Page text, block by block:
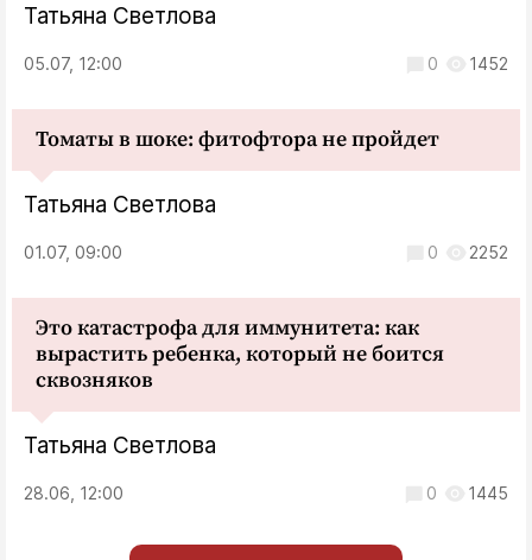
Татьяна Светлова
05.07, 12:00 0 1452
Томаты в шоке: фитофтора не пройдет
Татьяна Светлова
01.07, 09:00 0 2252
Это катастрофа для иммунитета: как
вырастить ребенка, который не боится
сквозняков
Татьяна Светлова
28.06, 12:00 0 1445